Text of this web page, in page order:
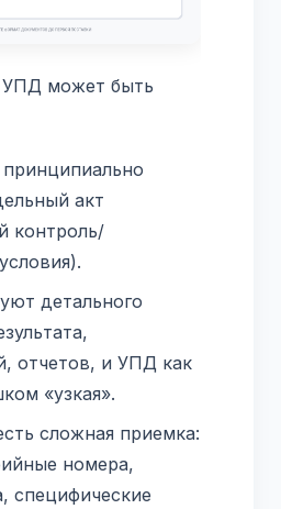
УПД может быть
принципиально
акт
контроль/
детального
отчетов, и УПД как
«узкая».
сложная приемка:
номера,
специфические